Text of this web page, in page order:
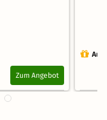
Zum Angebot